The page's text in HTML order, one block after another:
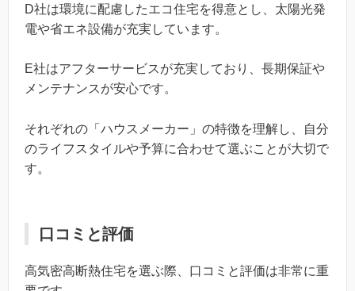
D社は環境に配慮したエコ住宅を得意とし、太陽光発
電や省エネ設備が充実しています。
E社はアフターサービスが充実しており、長期保証や
メンテナンスが安心です。
それぞれの「ハウスメーカー」の特徴を理解し、自分
のライフスタイルや予算に合わせて選ぶことが大切で
す。
口コミと評価
高気密高断熱住宅を選ぶ際、口コミと評価は非常に重